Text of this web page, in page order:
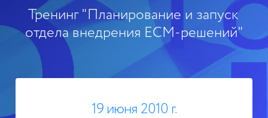
Тренинг "Планирование и запуск
отдела внедрения ECM-решений"
19 июня 2010 г.